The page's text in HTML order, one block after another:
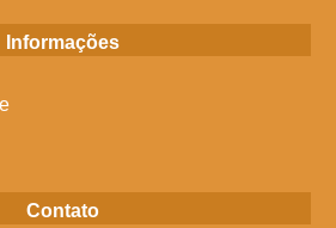
Informações
Contato